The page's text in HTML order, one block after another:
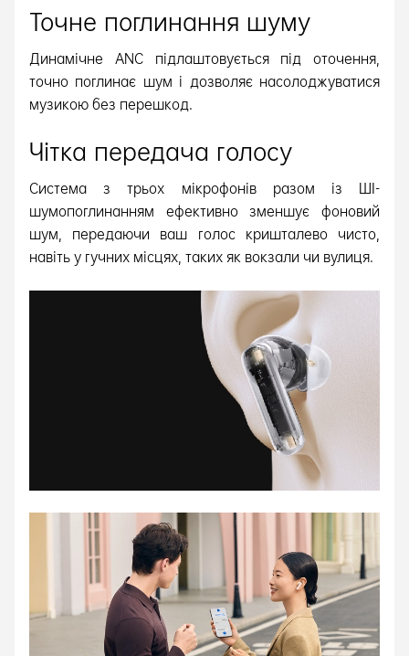
Точне поглинання шуму
Динамічне ANC підлаштовується під оточення,
точно поглинає шум і дозволяє насолоджуватися
музикою без перешкод.
Чітка передача голосу
Система з трьох мікрофонів разом із ШІ-
шумопоглинанням ефективно зменшує фоновий
шум, передаючи ваш голос кришталево чисто,
навіть у гучних місцях, таких як вокзали чи вулиця.